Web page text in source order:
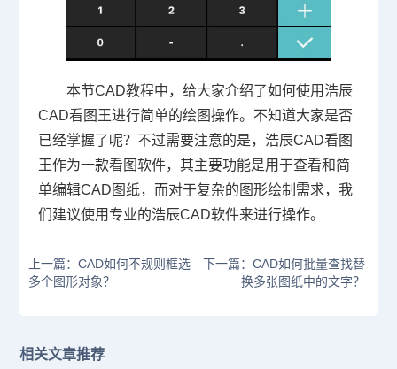
本节CAD教程中，给大家介绍了如何使用浩辰
CAD看图王进行简单的绘图操作。不知道大家是否
已经掌握了呢？不过需要注意的是，浩辰CAD看图
王作为一款看图软件，其主要功能是用于查看和简
单编辑CAD图纸，而对于复杂的图形绘制需求，我
们建议使用专业的浩辰CAD软件来进行操作。
上一篇：CAD如何不规则框选
多个图形对象？
下一篇：CAD如何批量查找替
换多张图纸中的文字？
相关文章推荐